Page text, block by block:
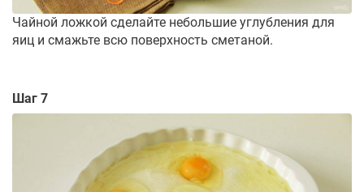
Чайной ложкой сделайте небольшие углубления для
яиц и смажьте всю поверхность сметаной.
Шаг 7